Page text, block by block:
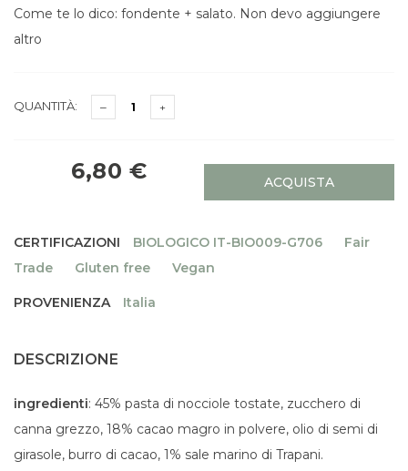
Come te lo dico: fondente + salato. Non devo aggiungere
altro
QUANTITÀ:
6,80 € ACQUISTA
CERTIFICAZIONI BIOLOGICO IT-BIO009-G706
Fair
Trade
Gluten free Vegan
PROVENIENZA Italia
DESCRIZIONE
ingredienti: 45% pasta di nocciole tostate, zucchero di
canna grezzo, 18% cacao magro in polvere, olio di semi di
girasole, burro di cacao, 1% sale marino di Trapani.